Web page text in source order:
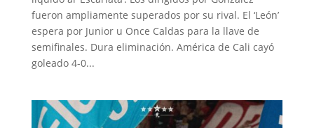
fueron ampliamente superados por su rival. El ‘León’
espera por Junior u Once Caldas para la llave de
semifinales. Dura eliminación. América de Cali cayó
goleado 4-0...